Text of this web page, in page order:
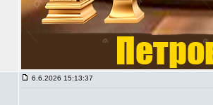
6.6.2026 15:13:37